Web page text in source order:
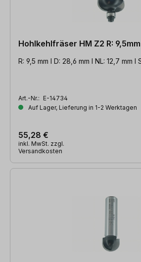
Hohlkehlfräser HM Z2 R: 9,5mm
R: 9,5 mm l D: 28,6 mm l NL: 12,7 mm l
Art.-Nr.: E-14734
Auf Lager, Lieferung in 1-2 Werktagen
55,28 €
inkl. MwSt. zzgl.
Versandkosten